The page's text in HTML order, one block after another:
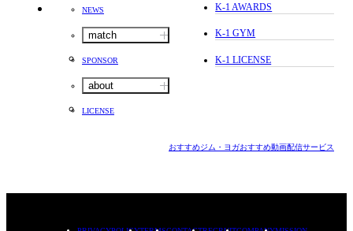
NEWS
match
SPONSOR
about
LICENSE
K-1 AWARDS
K-1 GYM
K-1 LICENSE
おすすめジム・ヨガおすすめ動画配信サービス